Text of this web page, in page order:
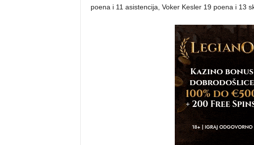
poena i 11 asistencija, Voker Kesler 19 poena i 13